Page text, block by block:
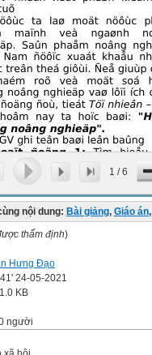
1 /6
nội dung: Bài giảng, Giáo án,
thẩm định)
Hưng Đạo
24-05-2021
KB
người